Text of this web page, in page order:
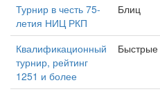
Турнир в честь 75-
летия НИЦ РКП
Блиц
Квалификационный
турнир, рейтинг
1251 и более
Быстрые